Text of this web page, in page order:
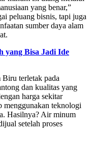
yang benar,”
peluang bisnis, tapi juga
sumber daya alam
yang Bisa Jadi Ide
terletak pada
dan kualitas yang
harga sekitar
menggunakan teknologi
Hasilnya? Air minum
setelah proses